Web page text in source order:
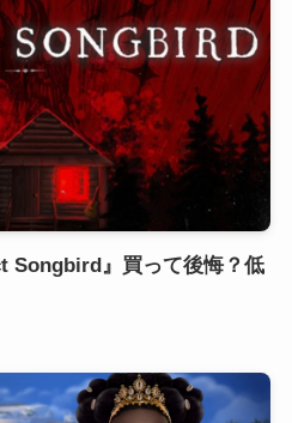
Songbird』買って後悔？低